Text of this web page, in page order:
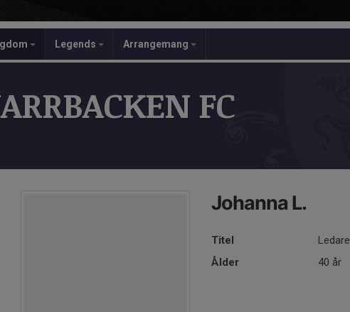
Legends Arrangemang
FC
Johanna L.
Titel
Ledare
Ålder
40 år